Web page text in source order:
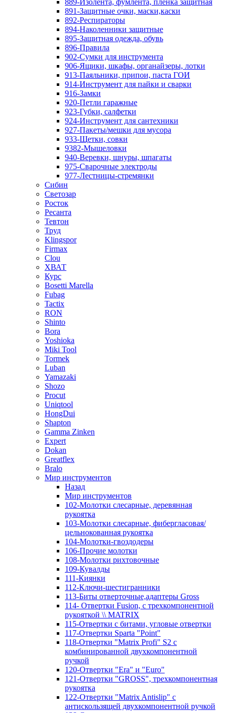
889-Изолента, фумлента, пленка защитная
891-Защитные очки, маски,каски
892-Респираторы
894-Наколенники защитные
895-Защитная одежда, обувь
896-Правила
902-Сумки для инструмента
906-Ящики, шкафы, органайзеры, лотки
913-Паяльники, припои, паста ГОИ
914-Инструмент для пайки и сварки
916-Замки
920-Петли гаражные
923-Губки, салфетки
924-Инструмент для сантехники
927-Пакеты/мешки для мусора
933-Щетки, совки
9382-Мышеловки
940-Веревки, шнуры, шпагаты
975-Сварочные электроды
977-Лестницы-стремянки
Сибин
Светозар
Росток
Ресанта
Тевтон
Труд
Klingspor
Firmax
Clou
XВАТ
Курс
Bosetti Marella
Fubag
Tactix
RON
Shinto
Bora
Yoshioka
Miki Tool
Tormek
Luban
Yamazaki
Shozo
Procut
Uniqtool
HongDui
Shapton
Gamma Zinken
Expert
Dokan
Greatflex
Bralo
Мир инструментов
Назад
Мир инструментов
102-Молотки слесарные, деревянная
рукоятка
103-Молотки слесарные, фибергласовая/
цельнокованная рукоятка
104-Молотки-гвоздодеры
106-Прочие молотки
108-Молотки рихтовочные
109-Кувалды
111-Киянки
112-Ключи-шестигранники
113-Биты отверточные,адаптеры Gross
114- Отвертки Fusion, c трехкомпонентной
рукояткой \\ MATRIX
115-Отвертки с битами, угловые отвертки
117-Отвертки Sparta "Point"
118-Отвертки "Matrix Profi" S2 с
комбинированной двухкомпонентной
ручкой
120-Отвертки "Era" и "Euro"
121-Отвертки "GROSS", трехкомпонентная
рукоятка
122-Отвертки "Matrix Antislip" с
антискользящей двухкомпонентной ручкой